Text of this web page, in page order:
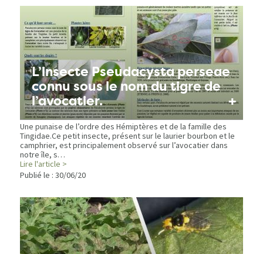
L’insecte Pseudacysta perseae
connu sous le nom du tigre de
l’avocatier.
+
Une punaise de l’ordre des Hémiptères et de la famille des
Tingidae.Ce petit insecte, présent sur le laurier bourbon et le
camphrier, est principalement observé sur l’avocatier dans
notre île, s…
Lire l'article >
Publié le : 30/06/20